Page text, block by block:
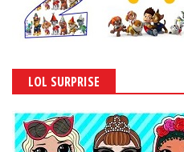
LOL SURPRISE